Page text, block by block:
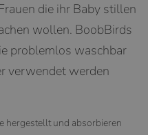
die ihr Baby stillen
wollen. BoobBirds
problemlos waschbar
verwendet werden
hergestellt und absorbieren